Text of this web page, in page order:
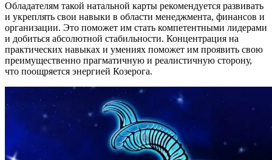
Обладателям такой натальной карты рекомендуется развивать
и укреплять свои навыки в области менеджмента, финансов и
организации. Это поможет им стать компетентными лидерами
и добиться абсолютной стабильности. Концентрация на
практических навыках и умениях поможет им проявить свою
преимущественно прагматичную и реалистичную сторону,
что поощряется энергией Козерога.